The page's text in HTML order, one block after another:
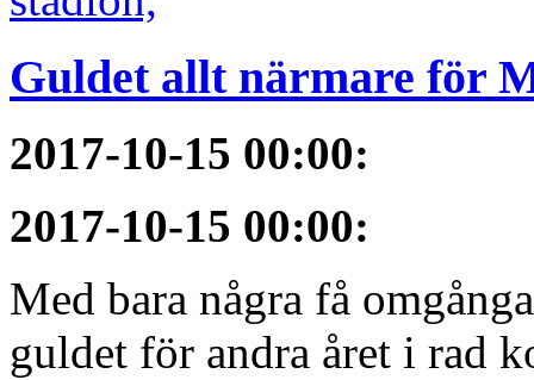
Guldet allt närmare för
2017-10-15 00:00:
2017-10-15 00:00:
Med bara några få
guldet för andra året i rad